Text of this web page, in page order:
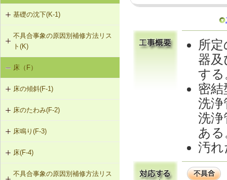
基礎の沈下(K-1)
K-1-702 耐圧版工法
K-1-703 グラウト注入工法
K-1-704 アンダーピニング工法
不具合事象の原因別補修方法リス
ト(K)
基礎の沈下（K-1）
床（F）
床の傾斜(F-1)
F-1-301 梁下への柱増設
F-1-304 梁の増打ち工法
F-1-305 片持ちスラブ下面への鉄骨
梁増設
床のたわみ(F-2)
F-2-301 スラブ上面へのかすがい筋
埋め込み
F-2-302 スラブ下面への鋼板張付け
床鳴り(F-3)
F-3-701 床下地・仕上材の張替え
床(F-4)
F-4-001 ビニル床シートの張替え
不具合事象の原因別補修方法リス
所
器
する
密
洗浄
洗浄
ある
汚れ